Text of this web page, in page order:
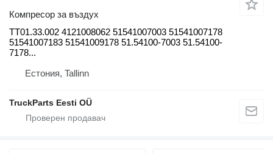
Компресор за въздух
TT01.33.002 4121008062 51541007003 51541007178
51541007183 51541009178 51.54100-7003 51.54100-
7178...
Естония, Tallinn
TruckParts Eesti OÜ